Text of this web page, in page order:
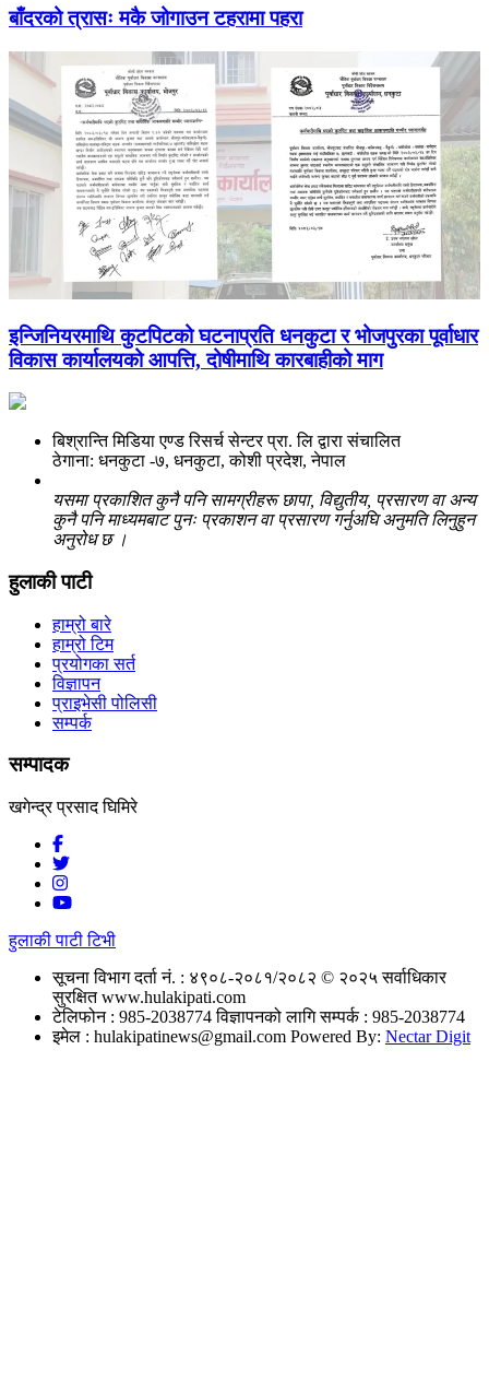
बाँदरको त्रासः मकै जोगाउन टहरामा पहरा
इन्जिनियरमाथि कुटपिटको घटनाप्रति धनकुटा र भोजपुरका पूर्वाधार
विकास कार्यालयको आपत्ति, दोषीमाथि कारबाहीको माग
बिश्रान्ति मिडिया एण्ड रिसर्च सेन्टर प्रा. लि द्वारा संचालित
ठेगाना: धनकुटा -७, धनकुटा, कोशी प्रदेश, नेपाल
यसमा प्रकाशित कुनै पनि सामग्रीहरू छापा, विद्युतीय, प्रसारण वा अन्य
कुनै पनि माध्यमबाट पुनः प्रकाशन वा प्रसारण गर्नुअघि अनुमति लिनुहुन
अनुरोध छ ।
हुलाकी पाटी
हाम्रो बारे
हाम्रो टिम
प्रयोगका सर्त
विज्ञापन
प्राइभेसी पोलिसी
सम्पर्क
सम्पादक
खगेन्द्र प्रसाद घिमिरे
हुलाकी पाटी टिभी
सूचना विभाग दर्ता नं. : ४९०८-२०८१/२०८२ © २०२५ सर्वाधिकार
सुरक्षित www.hulakipati.com
टेलिफोन : 985-2038774विज्ञापनको लागि सम्पर्क : 985-2038774
इमेल : hulakipatinews@gmail.com Powered By: Nectar Digit